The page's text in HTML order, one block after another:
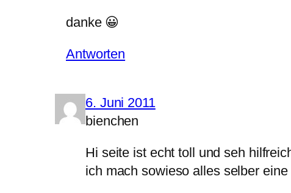
danke 😀
Antworten
6. Juni 2011
bienchen
Hi seite ist echt toll und seh
ich mach sowieso alles selber